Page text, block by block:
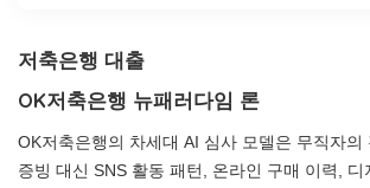
저축은행 대출
OK저축은행 뉴패러다임 론
OK저축은행의 차세대 AI 심사 모델은 무직자의
증빙 대신 SNS 활동 패턴, 온라인 구매 이력,